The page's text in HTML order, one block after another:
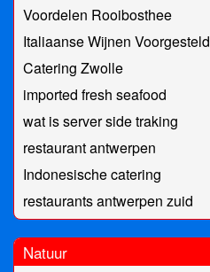
Voordelen Rooibosthee
Italiaanse Wijnen Voorgesteld
Catering Zwolle
imported fresh seafood
wat is server side traking
restaurant antwerpen
Indonesische catering
restaurants antwerpen zuid
Natuur